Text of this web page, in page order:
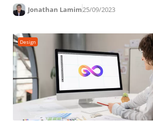
Jonathan Lamim25/09/2023
Design